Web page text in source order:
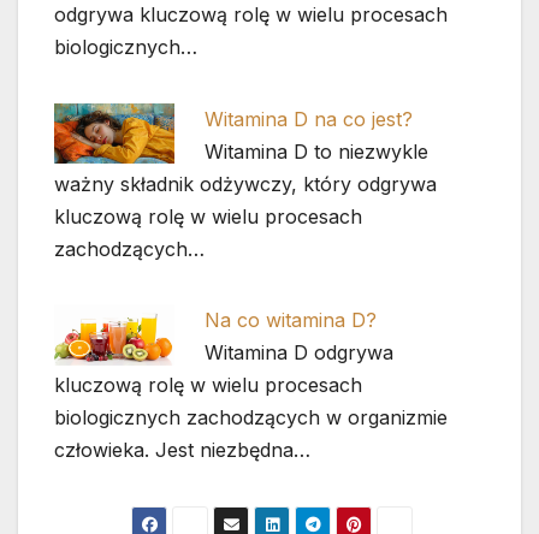
odgrywa kluczową rolę w wielu procesach
biologicznych…
Witamina D na co jest?
Witamina D to niezwykle
ważny składnik odżywczy, który odgrywa
kluczową rolę w wielu procesach
zachodzących…
Na co witamina D?
Witamina D odgrywa
kluczową rolę w wielu procesach
biologicznych zachodzących w organizmie
człowieka. Jest niezbędna…